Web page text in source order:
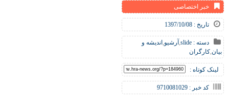
خبر اختصاصی
تاریخ : 1397/10/08
دسته : slide
,آرشیو,اندیشه و
بیان,کارگران
لینک کوتاه :
کد خبر : 9710081029